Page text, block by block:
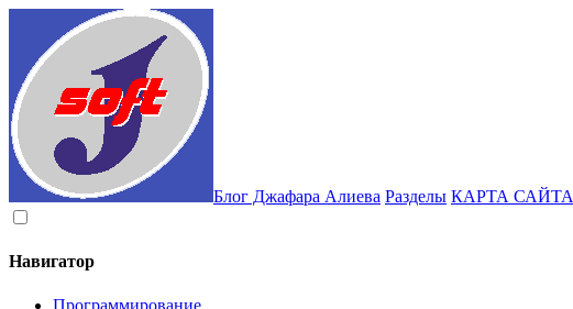
Блог Джафара Алиева Разделы КАРТА САЙТА
Навигатор
Программирование